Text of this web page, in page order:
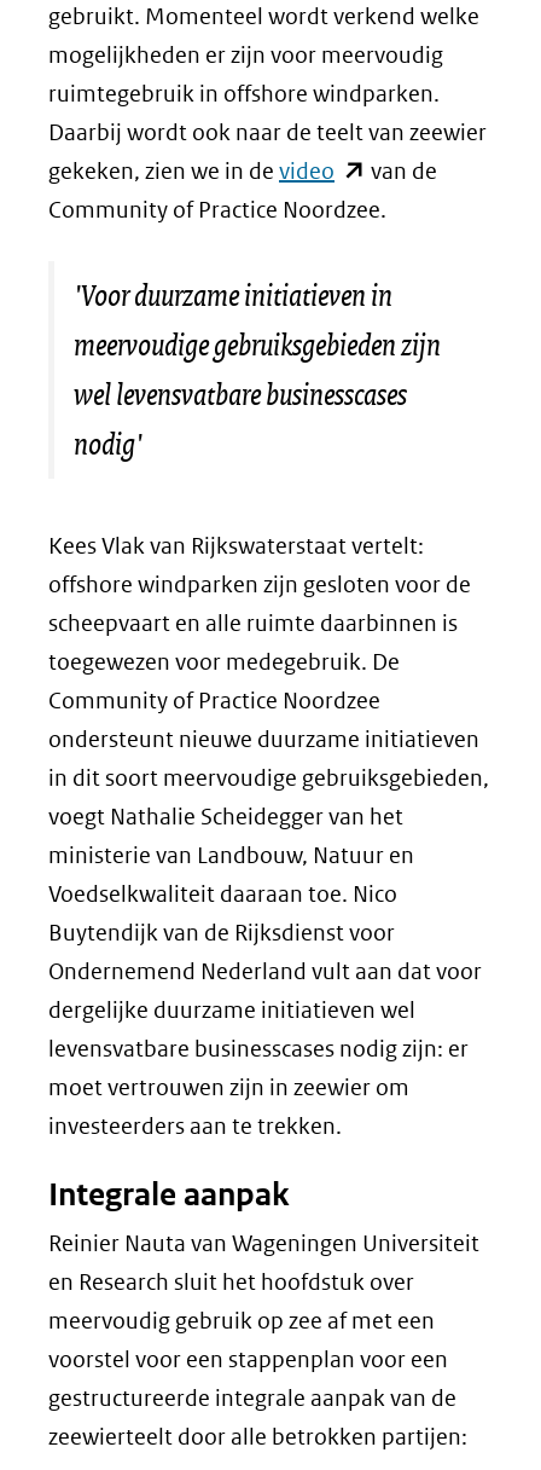
gebruikt. Momenteel wordt verkend welke
mogelijkheden er zijn voor meervoudig
ruimtegebruik in offshore windparken.
Daarbij wordt ook naar de teelt van zeewier
gekeken, zien we in de video (opent
in
venster)
naar
een
van de
Community of Practice Noordzee.
'Voor duurzame initiatieven in
meervoudige gebruiksgebieden zijn
wel levensvatbarebusinesscases
nodig'
Kees Vlak van Rijkswaterstaat vertelt:
offshore windparken zijn gesloten voor de
scheepvaart en alle ruimte daarbinnen is
toegewezen voor medegebruik. De
Community of Practice Noordzee
ondersteunt nieuwe duurzame initiatieven
in dit soort meervoudige gebruiksgebieden,
voegt Nathalie Scheidegger van het
ministerie van Landbouw, Natuur en
Voedselkwaliteit daaraan toe. Nico
Buytendijk van de Rijksdienst voor
Ondernemend Nederland vult aan dat voor
dergelijke duurzame initiatieven wel
levensvatbare businesscases nodig zijn: er
moet vertrouwen zijn in zeewier om
investeerders aan te trekken.
Integrale aanpak
Reinier Nauta van Wageningen Universiteit
en Research sluit het hoofdstuk over
meervoudig gebruik op zee af met een
voorstel voor een stappenplan voor een
gestructureerde integrale aanpak van de
zeewierteelt door alle betrokken partijen: